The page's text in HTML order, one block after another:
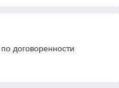
договоренности